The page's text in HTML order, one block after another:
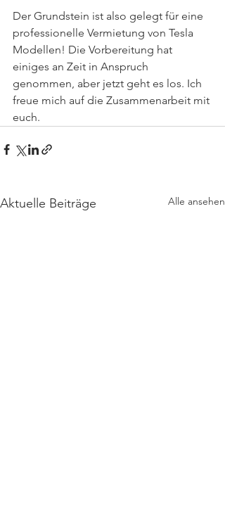
Der Grundstein ist also gelegt für eine
professionelle Vermietung von Tesla
Modellen! Die Vorbereitung hat
einiges an Zeit in Anspruch
genommen, aber jetzt geht es los. Ich
freue mich auf die Zusammenarbeit mit
euch.
Aktuelle Beiträge Alle ansehen